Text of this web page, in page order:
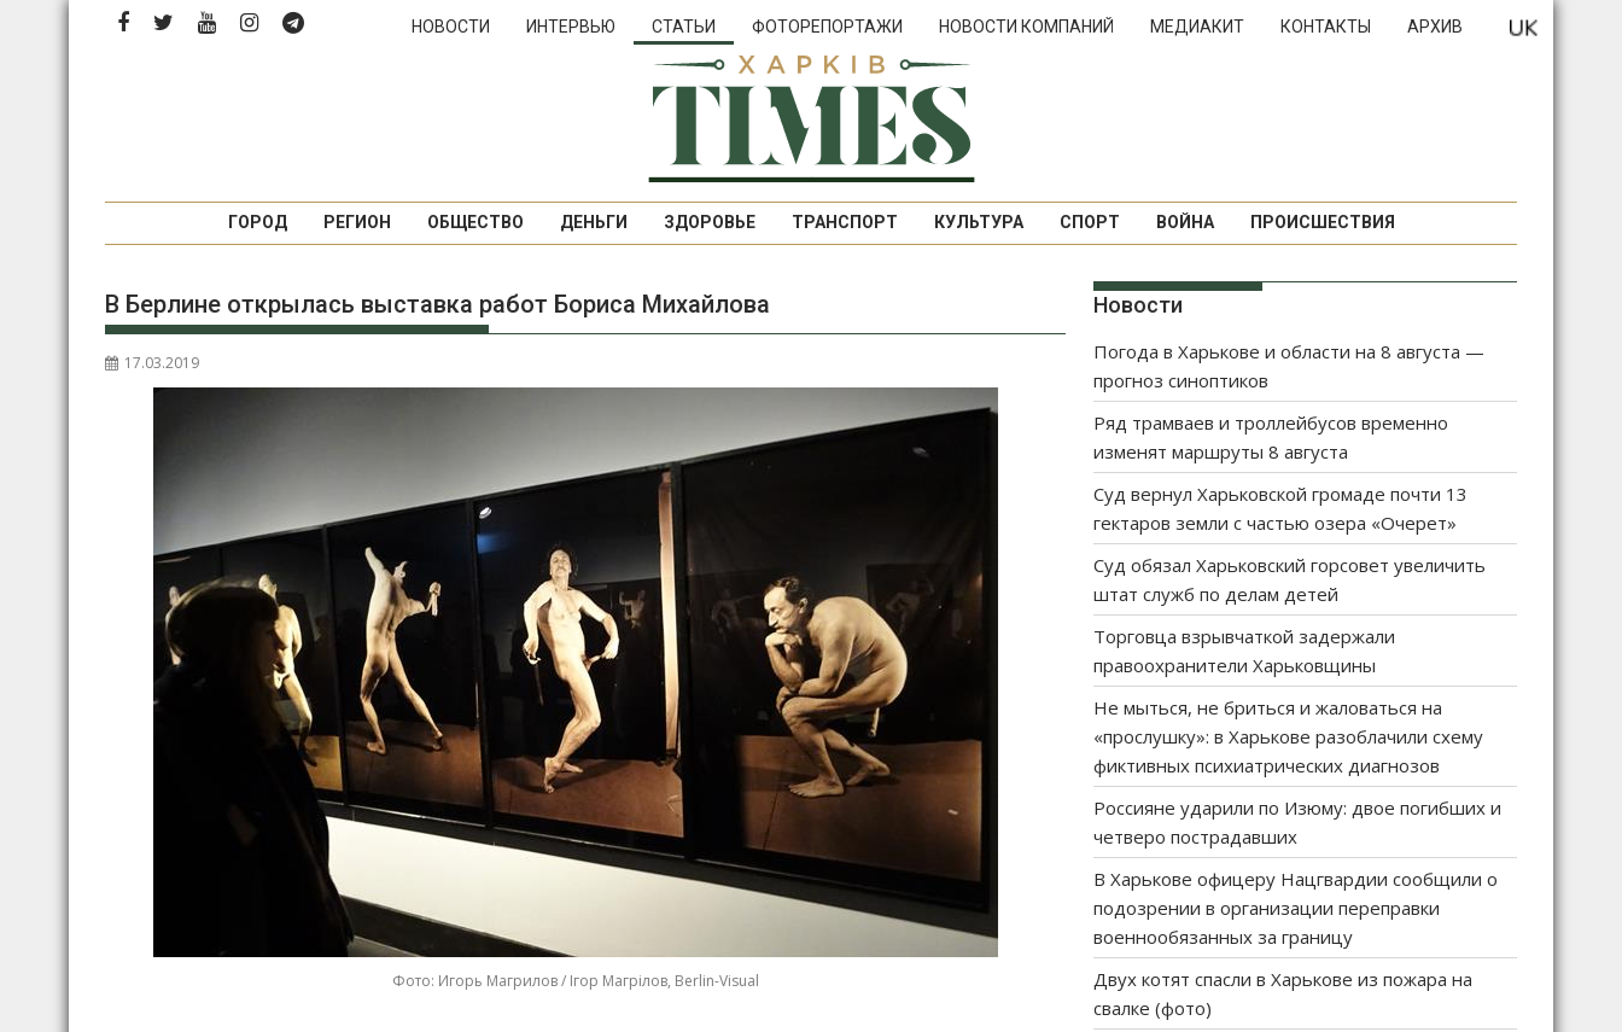
Перейти
НОВОСТИ ИНТЕРВЬЮ СТАТЬИ ФОТОРЕПОРТАЖИ НОВОСТИ КОМПАНИЙ МЕДИАКИТ КОНТАКТЫ АРХИВ
ГОРОД РЕГИОН ОБЩЕСТВО ДЕНЬГИ ЗДОРОВЬЕ ТРАНСПОРТ КУЛЬТУРА СПОРТ ВОЙНА ПРОИСШЕСТВИЯ
В Берлине открылась выставка работ Бориса Михайлова
17.03.2019
Фото: Игорь Магрилов / Ігор Магрілов, Berlin-Visual
Новости
Погода в Харькове и области на 8 августа —
прогноз синоптиков
Ряд трамваев и троллейбусов временно
изменят маршруты 8 августа
Суд вернул Харьковской громаде почти 13
гектаров земли с частью озера «Очерет»
Суд обязал Харьковский горсовет увеличить
штат служб по делам детей
Торговца взрывчаткой задержали
правоохранители Харьковщины
Не мыться, не бриться и жаловаться на
«прослушку»: в Харькове разоблачили схему
фиктивных психиатрических диагнозов
Россияне ударили по Изюму: двое погибших и
четверо пострадавших
В Харькове офицеру Нацгвардии сообщили о
подозрении в организации переправки
военнообязанных за границу
Двух котят спасли в Харькове из пожара на
свалке (фото)